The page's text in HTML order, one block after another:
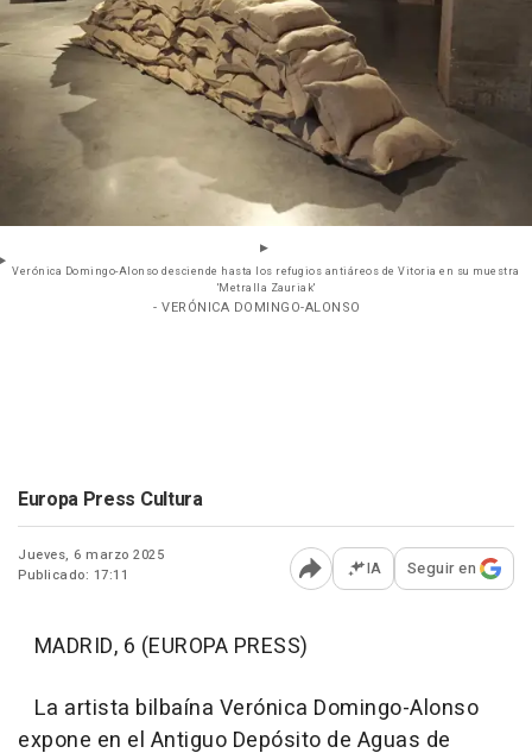
Verónica Domingo-Alonso desciende hasta los refugios antiáreos de Vitoria en su muestra
'Metralla Zauriak'
- VERÓNICA DOMINGO-ALONSO
Europa Press Cultura
Jueves, 6 marzo 2025
Publicado: 17:11
Abrir opciones para
IA Seguir en
MADRID, 6 (EUROPA PRESS)
La artista bilbaína Verónica Domingo-Alonso
expone en el Antiguo Depósito de Aguas de